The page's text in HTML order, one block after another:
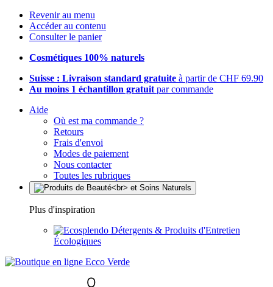
Revenir au menu
Accéder au contenu
Consulter le panier
Cosmétiques 100% naturels
Suisse : Livraison standard gratuite à partir de CHF 69.90
Au moins 1 échantillon gratuit par commande
Aide
Où est ma commande ?
Retours
Frais d'envoi
Modes de paiement
Nous contacter
Toutes les rubriques
Plus d'inspiration
Détergents & Produits d'Entretien
Écologiques